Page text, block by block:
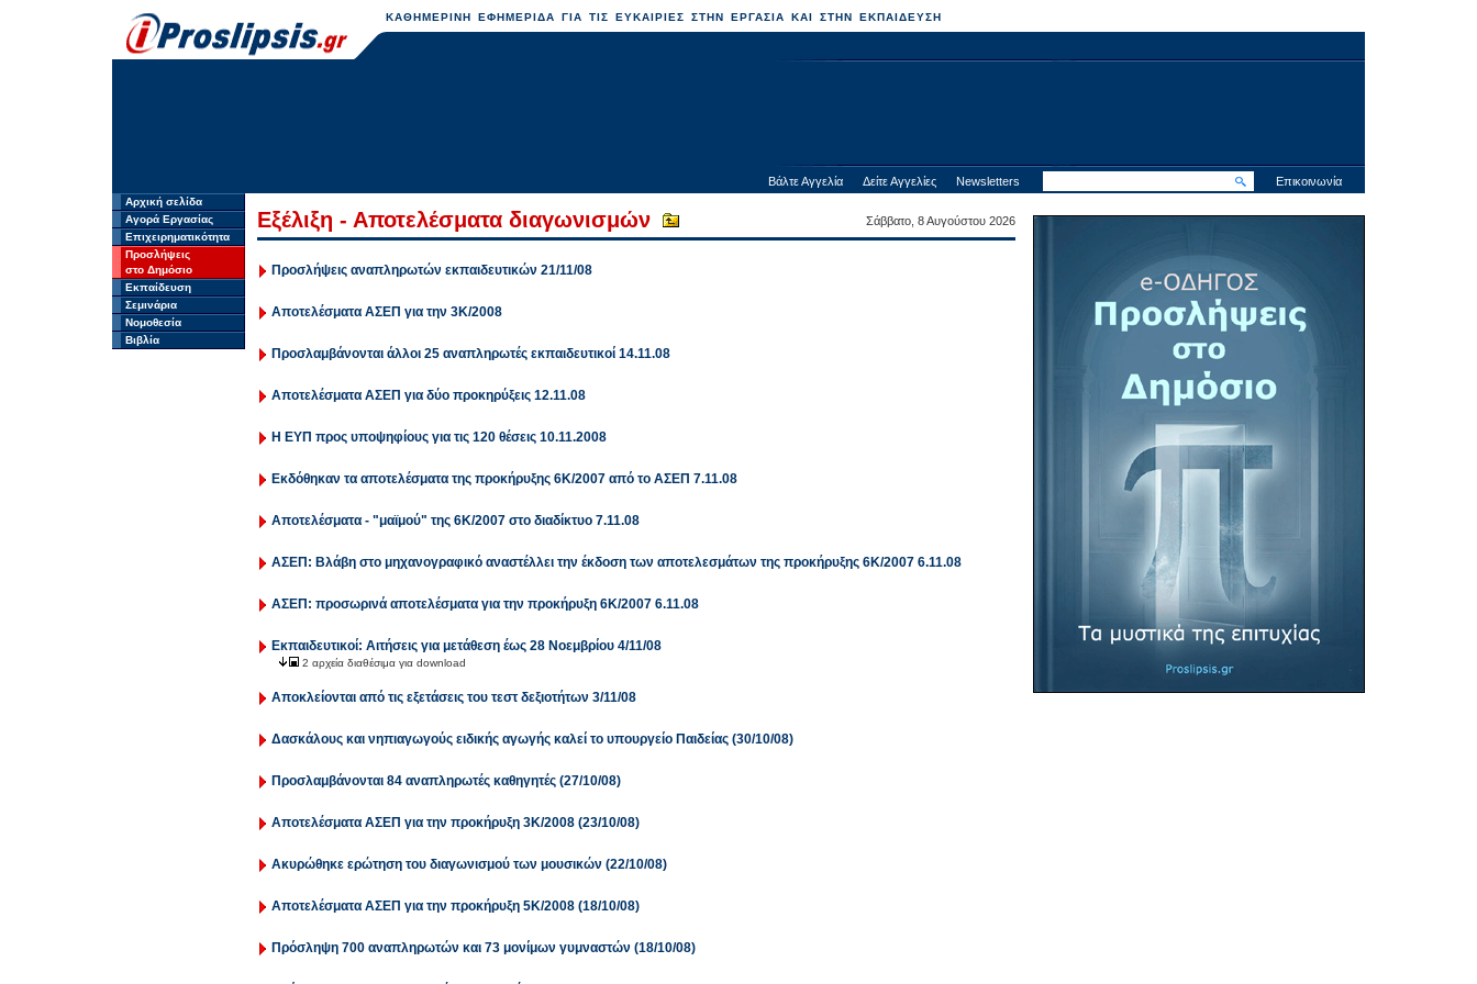
ΚΑΘΗΜΕΡΙΝΗ ΕΦΗΜΕΡΙΔΑ ΓΙΑ ΤΙΣ ΕΥΚΑΙΡΙΕΣ ΣΤΗΝ ΕΡΓΑΣΙΑ ΚΑΙ ΣΤΗΝ ΕΚΠΑΙΔΕΥΣΗ
Βάλτε Αγγελία Δείτε Αγγελίες Newsletters Επικοινωνία
Αρχική σελίδα
Αγορά Εργασίας
Επιχειρηματικότητα
Προσλήψεις
στο Δημόσιο
Εκπαίδευση
Σεμινάρια
Νομοθεσία
Βιβλία
Εξέλιξη - Αποτελέσματα διαγωνισμών Σάββατο, 8 Αυγούστου 2026
Προσλήψεις αναπληρωτών εκπαιδευτικών 21/11/08
Αποτελέσματα ΑΣΕΠ για την 3Κ/2008
Προσλαμβάνονται άλλοι 25 αναπληρωτές εκπαιδευτικοί 14.11.08
Αποτελέσματα ΑΣΕΠ για δύο προκηρύξεις 12.11.08
Η ΕΥΠ προς υποψηφίους για τις 120 θέσεις 10.11.2008
Εκδόθηκαν τα αποτελέσματα της προκήρυξης 6Κ/2007 από το ΑΣΕΠ 7.11.08
Αποτελέσματα - "μαϊμού" της 6Κ/2007 στο διαδίκτυο 7.11.08
AΣΕΠ: Βλάβη στο μηχανογραφικό αναστέλλει την έκδοση των αποτελεσμάτων της προκήρυξης 6Κ/2007 6.11.08
AΣΕΠ: προσωρινά αποτελέσματα για την προκήρυξη 6Κ/2007 6.11.08
Εκπαιδευτικοί: Αιτήσεις για μετάθεση έως 28 Νοεμβρίου 4/11/08
2 αρχεία διαθέσιμα για download
Αποκλείονται από τις εξετάσεις του τεστ δεξιοτήτων 3/11/08
Δασκάλους και νηπιαγωγούς ειδικής αγωγής καλεί το υπουργείο Παιδείας (30/10/08)
Προσλαμβάνονται 84 αναπληρωτές καθηγητές (27/10/08)
Αποτελέσματα ΑΣΕΠ για την προκήρυξη 3Κ/2008 (23/10/08)
Ακυρώθηκε ερώτηση του διαγωνισμού των μουσικών (22/10/08)
Αποτελέσματα ΑΣΕΠ για την προκήρυξη 5Κ/2008 (18/10/08)
Πρόσληψη 700 αναπληρωτών και 73 μονίμων γυμναστών (18/10/08)